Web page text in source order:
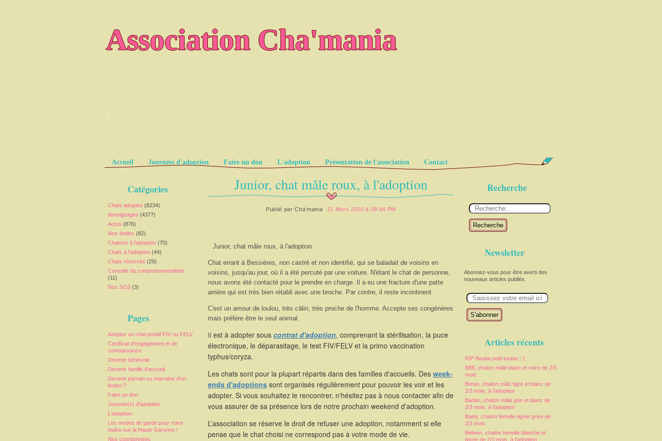
Association Cha'mania
.
Pages
Accueil Journées d'adoption Faire un don L'adoption Présentation de l'association Contact
Catégories
Chats adoptés (8234)
témoignages (4377)
Actus (876)
Nos étoiles (82)
Chatons à l'adoption (70)
Chats à l'adoption (44)
Chats réservés (29)
Conseils du comportementaliste
(11)
Nos SOS (3)
Pages
Adopter un chat positif FIV ou FELV
Certificat d'engagement et de
connaissance
Devenir bénévole
Devenir famille d'accueil
Devenir parrain ou marraine d'un
loulou ?
Faire un don
Journée(s) d'adoption
L'adoption
Les modes de garde pour votre
loulou sur la Haute Garonne !
Nos coordonnées
Recherche
Recherche
Newsletter
Abonnez-vous pour être averti des
nouveaux articles publiés.
m
Articles récents
RIP Bouba petit toutou :-(
BB8, chaton mâle blanc et noire de 2/3
mois
Boran, chaton mâle tigré et blanc de
2/3 mois, à l'adoption
Badan, chaton mâle gris et blanc de
2/3 mois, à l'adoption
Baely, chaton femelle tigrée grise de
2/3 mois
Belwen, chaton femelle blanche et
tigrée de 2/3 mois, à l'adoption
Junior, chat mâle roux, à l'adoption
Publié parCha'mania 31 Mars 2020 à 09:04 PM
Junior, chat mâle roux, à l'adoption
Chat errant à Bessières, non castré et non identifié, qui se baladait de voisins en
voisins, jusqu'au jour, où il a été percuté par une voiture. N'étant le chat de personne,
nous avons été contacté pour le prendre en charge. Il a eu une fracture d'une patte
arrière qui est très bien rétabli avec une broche. Par contre, il reste incontinent.
C'est un amour de loulou, très câlin, très proche de l'homme. Accepte ses congénères
mais préfère être le seul animal.
Il est à adopter sous contrat d'adoption, comprenant la stérilisation, la puce
électronique, le déparasitage, le test FIV/FELV et la primo vaccination
typhus/coryza.
Les chats sont pour la plupart répartis dans des familles d'accueils. Des week-
ends d'adoptions sont organisés régulièrement pour pouvoir les voir et les
adopter. Si vous souhaitez le rencontrer, n'hésitez pas à nous contacter afin de
vous assurer de sa présence lors de notre prochain weekend d'adoption.
L’association se réserve le droit de refuser une adoption, notamment si elle
pense que le chat choisi ne correspond pas à votre mode de vie.